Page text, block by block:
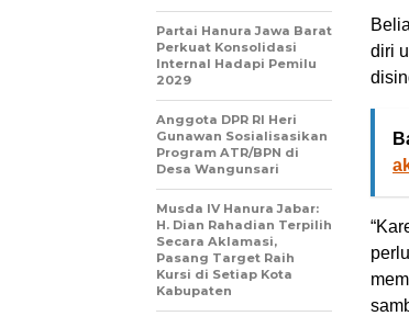
diri
Partai Hanura Jawa Barat
Perkuat Konsolidasi
Internal Hadapi Pemilu
2029
Anggota DPR RI Heri
Gunawan Sosialisasikan
Program ATR/BPN di
Desa Wangunsari
Musda IV Hanura Jabar:
H. Dian Rahadian Terpilih
Secara Aklamasi,
Pasang Target Raih
Kursi di Setiap Kota
Kabupaten